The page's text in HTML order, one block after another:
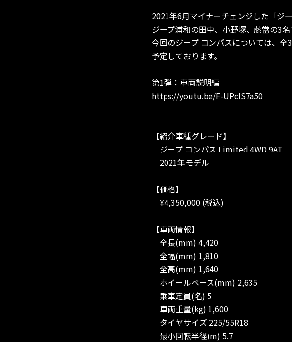
2021年6月マイナーチェンジした「ジ
ジープ浦和の田中、小野塚、藤當の3
今回のジープ コンパスについては、
予定しております。
第1弾：車両説明編
https://youtu.be/F-UPclS7a50
【紹介車種グレード】
ジープ コンパス Limited 4WD 9AT
2021年モデル
【価格】
¥4,350,000 (税込)
【車両情報】
全長(mm) 4,420
全幅(mm) 1,810
全高(mm) 1,640
ホイールベース(mm) 2,635
乗車定員(名) 5
車両重量(kg) 1,600
タイヤサイズ 225/55R18
最小回転半径(m) 5.7